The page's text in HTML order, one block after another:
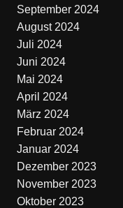
September 2024
August 2024
Juli 2024
Juni 2024
Mai 2024
April 2024
März 2024
Februar 2024
Januar 2024
Dezember 2023
November 2023
Oktober 2023